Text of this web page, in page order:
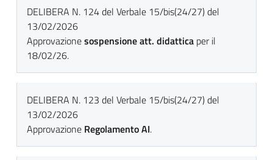
DELIBERA N. 124 del Verbale 15/bis(24/27) del
13/02/2026
Approvazionesospensione att. didattica per il
18/02/26.
DELIBERA N. 123 del Verbale 15/bis(24/27) del
13/02/2026
Approvazione Regolamento AI.